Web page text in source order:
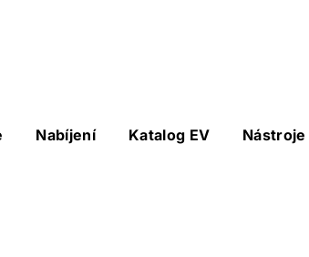
Nabíjení Katalog EV Nástroje